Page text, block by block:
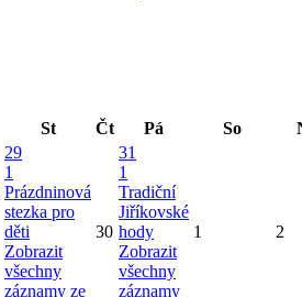
St Čt Pá So
29
1
Prázdninová
stezka pro
děti
Zobrazit
všechny
záznamy ze
30
31
1
Tradiční
Jiříkovské
hody
Zobrazit
všechny
záznamy
1 2